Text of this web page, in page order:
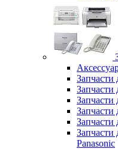
Запчасти
Запчасти
Запчасти
Запчасти
Запчасти
Panasonic